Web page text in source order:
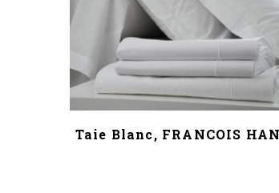
Taie Blanc, FRANCOIS